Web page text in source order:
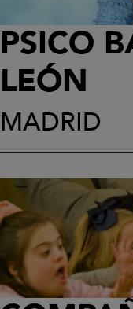
PSICO
LEÓN
MADRID